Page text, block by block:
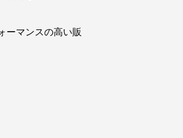
ーマンスの高い販